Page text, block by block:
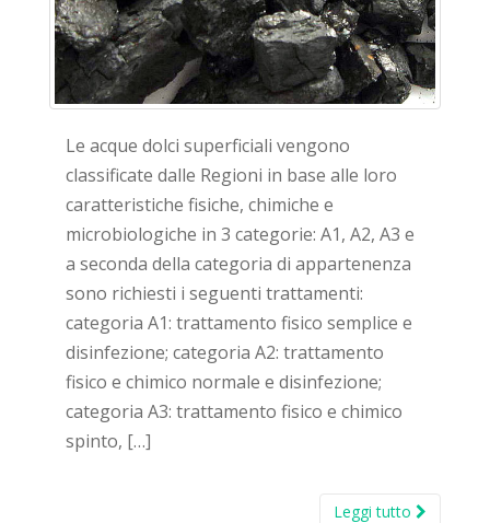
Le acque dolci superficiali vengono
classificate dalle Regioni in base alle loro
caratteristiche fisiche, chimiche e
microbiologiche in 3 categorie: A1, A2, A3 e
a seconda della categoria di appartenenza
sono richiesti i seguenti trattamenti:
categoria A1: trattamento fisico semplice e
disinfezione; categoria A2: trattamento
fisico e chimico normale e disinfezione;
categoria A3: trattamento fisico e chimico
spinto, […]
Leggi tutto